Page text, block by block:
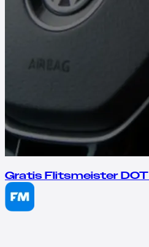
Gratis Flitsmeister DOT